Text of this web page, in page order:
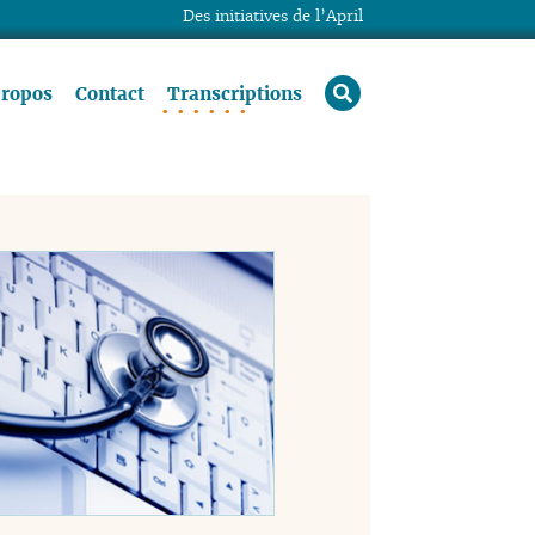
Contact Transcriptions rechercher
Des initiatives de l’April